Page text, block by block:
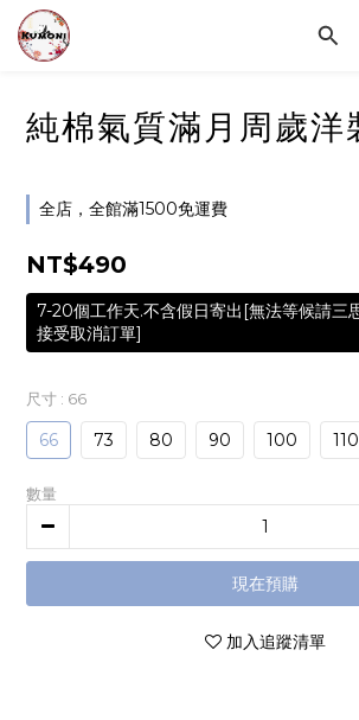
純棉氣質滿月周歲洋
全店，全館滿1500免運費
NT$490
7-20個工作天.不含假日寄出[無法等候請三
接受取消訂單]
尺寸 : 66
66 73 80 90 100 110
數量
現在預購
加入追蹤清單